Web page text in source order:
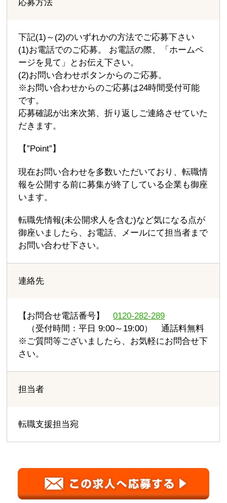
応募方法
下記(1)～(2)のいずれかの方法でご応募下さい
(1)お電話でのご応募。 お電話の際、「ホームペ
ージを見て」とお伝え下さい。
(2)お問い合わせボタンからのご応募。
※お問い合わせからのご応募は24時間受付可能
です。
応募確認が出来次第、折り返しご連絡させていた
だきます。
【”Point”】
現在お問い合わせを多数いただいており、転職情
報を公開する前に募集が終了している企業も御座
います。
転職先情報(未公開求人を含む)など気になる点が
御座いましたら、お電話、メールにて担当者まで
お問い合わせ下さい。
連絡先
【お問合せ電話番号】0120-282-289
（受付時間：平日 9:00～19:00） 通話料無料
※ご質問等ございましたら、お気軽にお問合せ下
さい。
担当者
転職支援担当宛